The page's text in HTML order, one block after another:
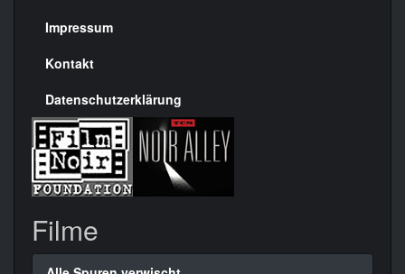
Seite
Impressum
Kontakt
Datenschutzerklärung
Filme